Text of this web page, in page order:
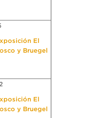
El
y Bruegel
El
y Bruegel